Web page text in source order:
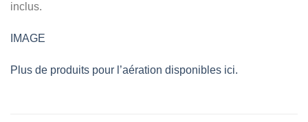
inclus.
IMAGE
Plus de produits pour l’aération disponibles ici.